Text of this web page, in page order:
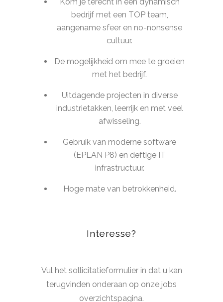
Kom je terecht in een dynamisch
bedrijf met een TOP team,
aangename sfeer en no-nonsense
cultuur.
De mogelijkheid om mee te groeien
met het bedrijf.
Uitdagende projecten in diverse
industrietakken, leerrijk en met veel
afwisseling.
Gebruik van moderne software
(EPLAN P8) en deftige IT
infrastructuur.
Hoge mate van betrokkenheid.
Interesse?
Vul het sollicitatieformulier in dat u kan
terugvinden onderaan op onze jobs
overzichtspagina.